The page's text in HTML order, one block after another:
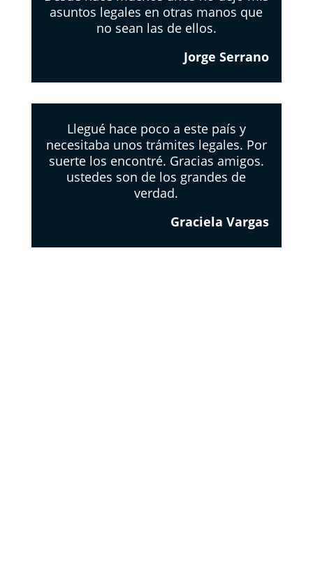
asuntos legales en otras manos que
no sean las de ellos.
Jorge Serrano
Llegué hace poco a este país y
necesitaba unos trámites legales. Por
suerte los encontré. Gracias amigos.
ustedes son de los grandes de
verdad.
Graciela Vargas